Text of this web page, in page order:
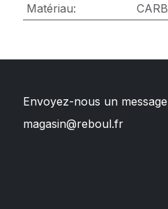
Matériau:
Envoyez-nous un message
magasin@reboul.fr